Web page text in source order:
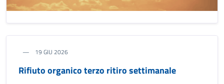
19 GIU 2026
Rifiuto organico terzo ritiro settimanale